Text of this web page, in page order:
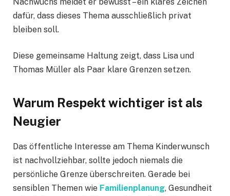
dafür, dass dieses Thema ausschließlich privat
bleiben soll.
Diese gemeinsame Haltung zeigt, dass Lisa und
Thomas Müller als Paar klare Grenzen setzen.
Warum Respekt wichtiger ist als
Neugier
Das öffentliche Interesse am Thema Kinderwunsch
ist nachvollziehbar, sollte jedoch niemals die
persönliche Grenze überschreiten. Gerade bei
sensiblen Themen wie Familienplanung, Gesundheit